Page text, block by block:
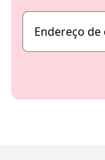
Endereço de